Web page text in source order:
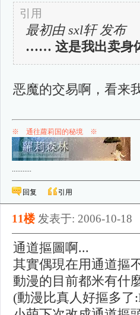
引用
最初由 sxl轩 发布
…… 这是我出卖身
恶魔的交易啊，看来
※ 通往蘿莉国的秘境 ※
...........
回复 引用
11楼 发表于: 2006-10-18
通道摳圖啊...
其實偶現在用通道摳
動漫的目前都米有什
(動漫比真人好摳多了